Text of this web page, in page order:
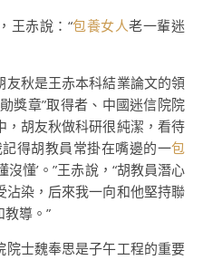
王赤說：“包養女人老一輩迷
友秋是王赤本科結業論文的領
獎章”取得者、中國迷信院院
胡友秋做科研很純潔，看待
得胡教員常掛在嘴邊的一包
懂’。”王赤說，“胡教員潛心
染，后來我一向和他堅持聯
導。”
院士魏奉思是子午工程的重要